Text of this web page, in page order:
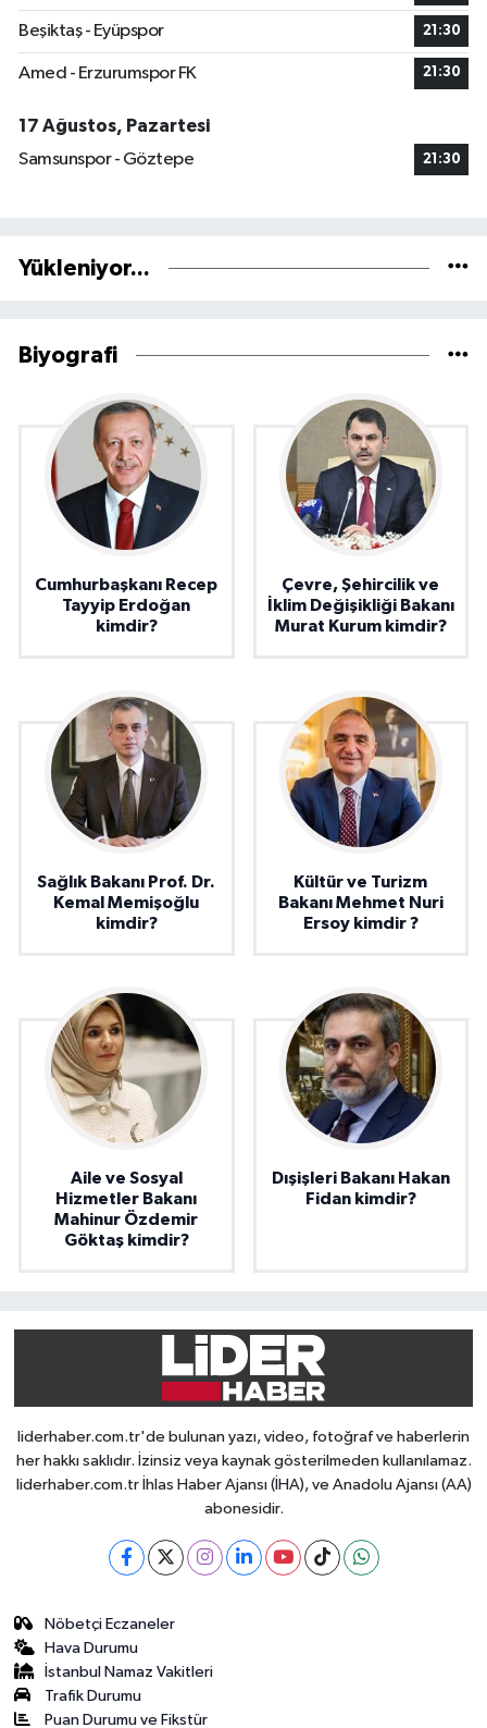
Beşiktaş - Eyüpspor 21:30
Amed - Erzurumspor FK 21:30
17 Ağustos, Pazartesi
Samsunspor - Göztepe
21:30
Yükleniyor...
Biyografi
Cumhurbaşkanı Recep
Tayyip Erdoğan
kimdir?
Çevre, Şehircilik ve
İklim Değişikliği Bakanı
Murat Kurum kimdir?
Sağlık Bakanı Prof. Dr.
Kemal Memişoğlu
kimdir?
Kültür ve Turizm
Bakanı Mehmet Nuri
Ersoy kimdir ?
Aile ve Sosyal
Hizmetler Bakanı
Mahinur Özdemir
Göktaş kimdir?
Dışişleri Bakanı Hakan
Fidan kimdir?
liderhaber.com.tr'de bulunan yazı, video, fotoğraf ve haberlerin
her hakkı saklıdır. İzinsiz veya kaynak gösterilmeden kullanılamaz.
liderhaber.com.tr İhlas Haber Ajansı (İHA), ve Anadolu Ajansı (AA)
abonesidir.
Nöbetçi Eczaneler
Hava Durumu
İstanbul Namaz Vakitleri
Trafik Durumu
Puan Durumu ve Fikstür